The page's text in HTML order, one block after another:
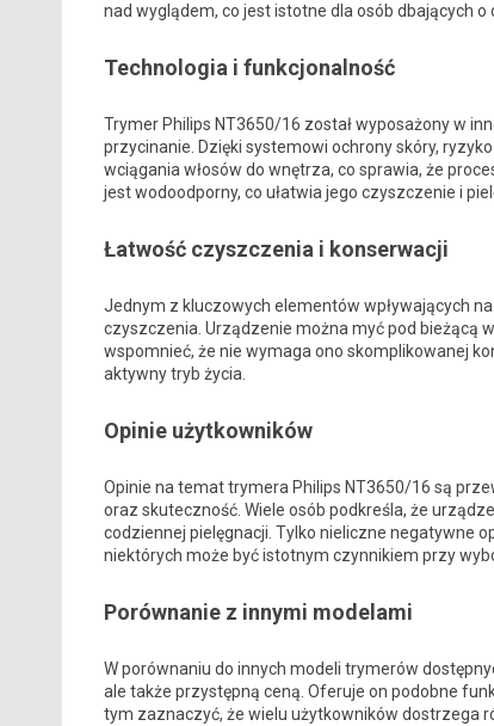
nad wyglądem, co jest istotne dla osób dbających o
Technologia i funkcjonalność
Trymer Philips NT3650/16 został wyposażony w
przycinanie. Dzięki systemowi ochrony skóry,
wciągania włosów do wnętrza, co sprawia, że
jest wodoodporny, co ułatwia jego czyszczenie i
Łatwość czyszczenia i konserwacji
Jednym z kluczowych elementów wpływających
czyszczenia. Urządzenie można myć pod bieżącą
wspomnieć, że nie wymaga ono skomplikowanej
aktywny tryb życia.
Opinie użytkowników
Opinie na temat trymera Philips NT3650/16 są
oraz skuteczność. Wiele osób podkreśla, że
codziennej pielęgnacji. Tylko nieliczne negatywne
niektórych może być istotnym czynnikiem przy
Porównanie z innymi modelami
W porównaniu do innych modeli trymerów
ale także przystępną ceną. Oferuje on podobne
tym zaznaczyć, że wielu użytkowników dostrzega